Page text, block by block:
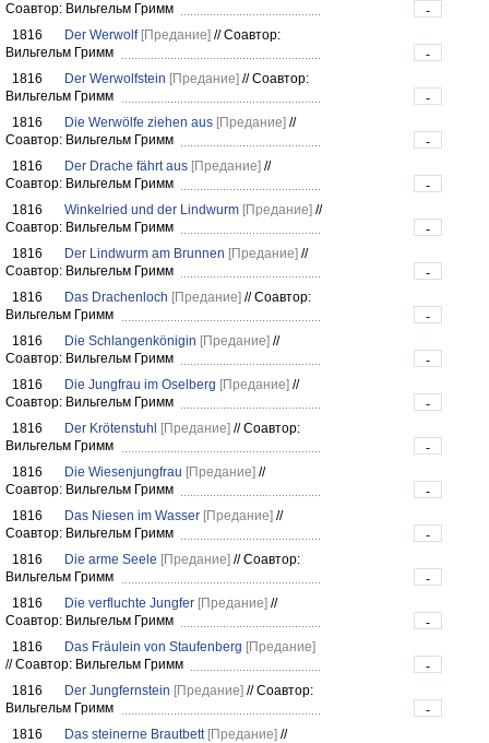
Соавтор: Вильгельм Гримм
-
1816
Der Werwolf [Предание] //Соавтор:
Вильгельм Гримм
-
1816
Der Werwolfstein [Предание] //Соавтор:
Вильгельм Гримм
-
1816
Die Werwölfe ziehen aus [Предание] //
Соавтор: Вильгельм Гримм
-
1816
Der Drache fährt aus [Предание] //
Соавтор: Вильгельм Гримм
-
1816
Winkelried und der Lindwurm [Предание] //
Соавтор: Вильгельм Гримм
-
1816
Der Lindwurm am Brunnen [Предание] //
Соавтор: Вильгельм Гримм
-
1816
Das Drachenloch [Предание] //Соавтор:
Вильгельм Гримм
-
1816
Die Schlangenkönigin [Предание] //
Соавтор: Вильгельм Гримм
-
1816
Die Jungfrau im Oselberg [Предание] //
Соавтор: Вильгельм Гримм
-
1816
Der Krötenstuhl [Предание] //Соавтор:
Вильгельм Гримм
-
1816
Die Wiesenjungfrau [Предание] //
Соавтор: Вильгельм Гримм
-
1816
Das Niesen im Wasser [Предание] //
Соавтор: Вильгельм Гримм
-
1816
Die arme Seele [Предание] //Соавтор:
Вильгельм Гримм
-
1816
Die verfluchte Jungfer [Предание] //
Соавтор: Вильгельм Гримм
-
1816
Das Fräulein von Staufenberg [Предание]
//Соавтор: Вильгельм Гримм
-
1816
Der Jungfernstein [Предание] //Соавтор:
Вильгельм Гримм
-
1816
Das steinerne Brautbett [Предание] //